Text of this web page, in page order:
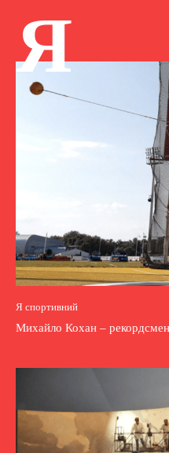
Я
Я спортивний
Михайло Кохан –